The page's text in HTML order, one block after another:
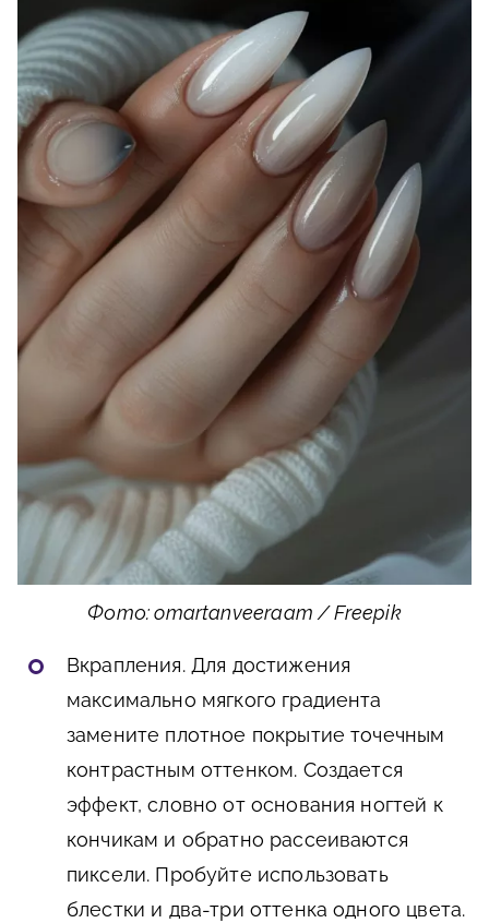
Фото: omartanveeraam / Freepik
Вкрапления. Для достижения
максимально мягкого градиента
замените плотное покрытие точечным
контрастным оттенком. Создается
эффект, словно от основания ногтей к
кончикам и обратно рассеиваются
пиксели. Пробуйте использовать
блестки и два-три оттенка одного цвета.